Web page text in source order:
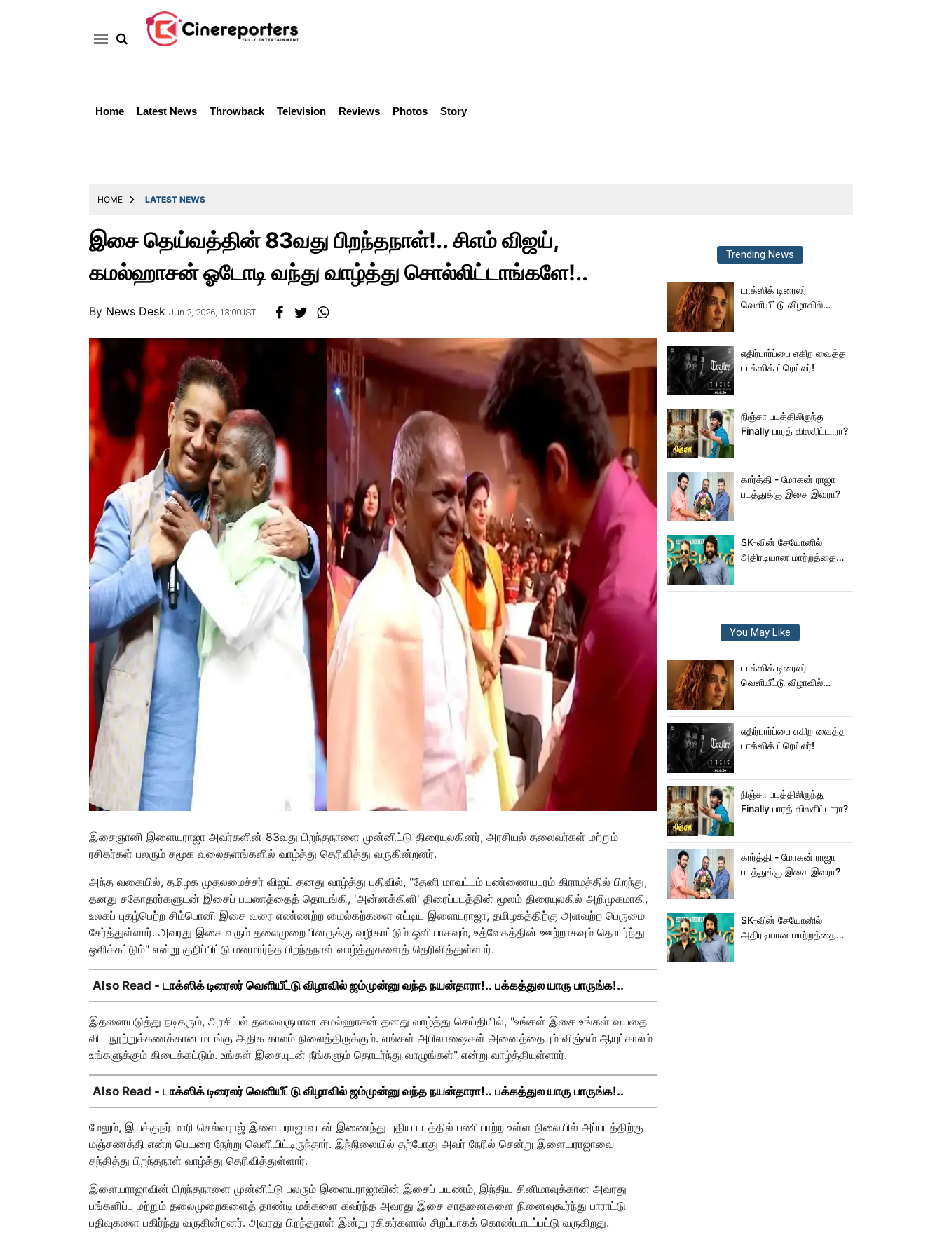
Home Latest News Throwback Television Reviews Photos Story
HOME LATEST NEWS
இசை தெய்வத்தின் 83வது பிறந்தநாள்!.. சிஎம் விஜய்,
கமல்ஹாசன் ஓடோடி வந்து வாழ்த்து சொல்லிட்டாங்களே!..
By News Desk Jun 2, 2026, 13:00 IST
இசைஞானி இளையராஜா அவர்களின் 83வது பிறந்தநாளை முன்னிட்டு திரையுலகினர், அரசியல் தலைவர்கள் மற்றும்
ரசிகர்கள் பலரும் சமூக வலைதளங்களில் வாழ்த்து தெரிவித்து வருகின்றனர்.
அந்த வகையில், தமிழக முதலமைச்சர் விஜய் தனது வாழ்த்து பதிவில், "தேனி மாவட்டம் பண்ணையபுரம் கிராமத்தில் பிறந்து,
தனது சகோதரர்களுடன் இசைப் பயணத்தைத் தொடங்கி, 'அன்னக்கிளி' திரைப்படத்தின் மூலம் திரையுலகில் அறிமுகமாகி,
உலகப் புகழ்பெற்ற சிம்பொனி இசை வரை எண்ணற்ற மைல்கற்களை எட்டிய இளையராஜா, தமிழகத்திற்கு அளவற்ற பெருமை
சேர்த்துள்ளார். அவரது இசை வரும் தலைமுறையினருக்கு வழிகாட்டும் ஒளியாகவும், உத்வேகத்தின் ஊற்றாகவும் தொடர்ந்து
ஒலிக்கட்டும்" என்று குறிப்பிட்டு மனமார்ந்த பிறந்தநாள் வாழ்த்துகளைத் தெரிவித்துள்ளார்.
Also Read - டாக்ஸிக் டிரைலர் வெளியீட்டு விழாவில் ஜம்முன்னு வந்த நயன்தாரா!.. பக்கத்துல யாரு பாருங்க!..
இதனையடுத்து நடிகரும், அரசியல் தலைவருமான கமல்ஹாசன் தனது வாழ்த்து செய்தியில், "உங்கள் இசை உங்கள் வயதை
விட நூற்றுக்கணக்கான மடங்கு அதிக காலம் நிலைத்திருக்கும். எங்கள் அபிலாஷைகள் அனைத்தையும் விஞ்சும் ஆயுட்காலம்
உங்களுக்கும் கிடைக்கட்டும். உங்கள் இசையுடன் நீங்களும் தொடர்ந்து வாழுங்கள்" என்று வாழ்த்தியுள்ளார்.
Also Read - டாக்ஸிக் டிரைலர் வெளியீட்டு விழாவில் ஜம்முன்னு வந்த நயன்தாரா!.. பக்கத்துல யாரு பாருங்க!..
மேலும், இயக்குநர் மாரி செல்வராஜ் இளையராஜாவுடன் இணைந்து புதிய படத்தில் பணியாற்ற உள்ள நிலையில் அப்படத்திற்கு
மஞ்சணத்தி என்ற பெயரை நேற்று வெளியிட்டிருந்தார். இந்நிலையில் தற்போது அவர் நேரில் சென்று இளையராஜாவை
சந்தித்து பிறந்தநாள் வாழ்த்து தெரிவித்துள்ளார்.
இளையராஜாவின் பிறந்தநாளை முன்னிட்டு பலரும் இளையராஜாவின் இசைப் பயணம், இந்திய சினிமாவுக்கான அவரது
பங்களிப்பு மற்றும் தலைமுறைகளைத் தாண்டி மக்களை கவர்ந்த அவரது இசை சாதனைகளை நினைவுகூர்ந்து பாராட்டு
பதிவுகளை பகிர்ந்து வருகின்றனர். அவரது பிறந்தநாள் இன்று ரசிகர்களால் சிறப்பாகக் கொண்டாடப்பட்டு வருகிறது.
Trending News
டாக்ஸிக் டிரைலர்
வெளியீட்டு விழாவில்
யாரு பாருங்க!..
எதிர்பார்ப்பை எகிற வைத்த
டாக்ஸிக் ட்ரெய்லர்!
நிஞ்சா படத்திலிருந்து
Finally பாரத் விலகிட்டாரா?
கார்த்தி - மோகன் ராஜா
படத்துக்கு இசை இவரா?
SK-வின் சேயோனில்
அதிரடியான மாற்றத்தை
You May Like
டாக்ஸிக் டிரைலர்
வெளியீட்டு விழாவில்
யாரு பாருங்க!..
எதிர்பார்ப்பை எகிற வைத்த
டாக்ஸிக் ட்ரெய்லர்!
நிஞ்சா படத்திலிருந்து
Finally பாரத் விலகிட்டாரா?
கார்த்தி - மோகன் ராஜா
படத்துக்கு இசை இவரா?
SK-வின் சேயோனில்
அதிரடியான மாற்றத்தை